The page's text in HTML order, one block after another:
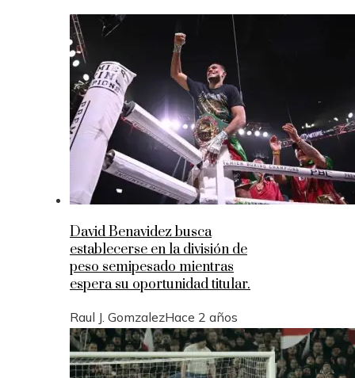
David Benavidez busca
establecerse en la división de
peso semipesado mientras
espera su oportunidad titular.
Raul J. GomzalezHace 2 años